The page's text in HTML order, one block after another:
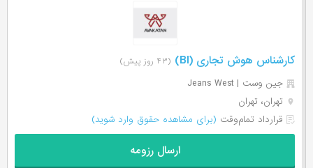
کارشناس هوش تجاری (BI) (۴۳ روز پیش)
جین وست | Jeans West
تهران، تهران
قرارداد تمام‌وقت (برای مشاهده حقوق وارد شوید)
ارسال رزومه